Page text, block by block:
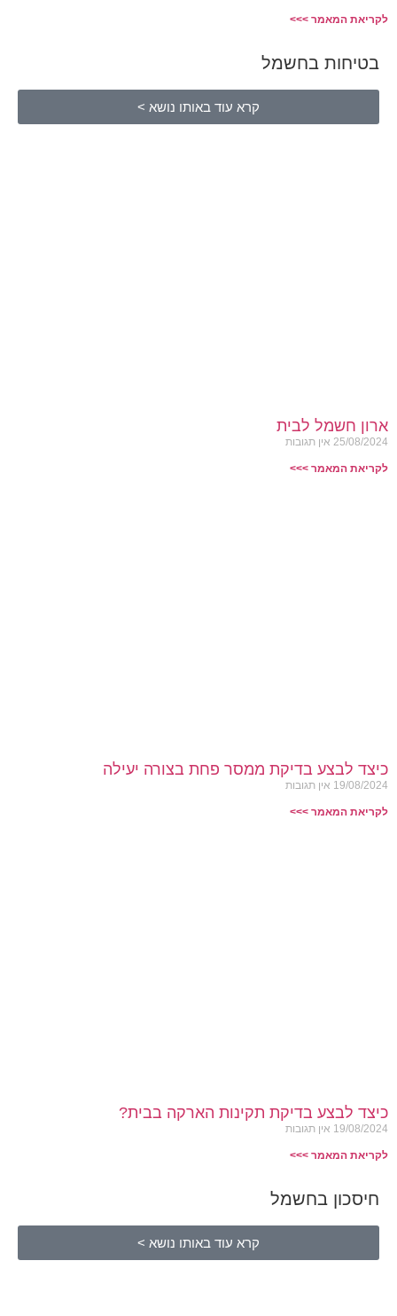
לקריאת המאמר >>>
בטיחות בחשמל
קרא עוד באותו נושא >
ארון חשמל לבית
25/08/2024 אין תגובות
לקריאת המאמר >>>
כיצד לבצע בדיקת ממסר פחת בצורה יעילה
19/08/2024 אין תגובות
לקריאת המאמר >>>
כיצד לבצע בדיקת תקינות הארקה בבית?
19/08/2024 אין תגובות
לקריאת המאמר >>>
חיסכון בחשמל
קרא עוד באותו נושא >